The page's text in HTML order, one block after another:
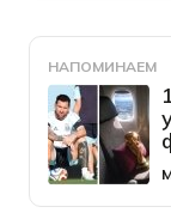
НАПОМИНАЕМ